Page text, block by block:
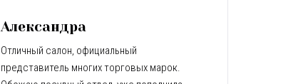
Александра
Отличный салон, официальный
представитель многих торговых марок.